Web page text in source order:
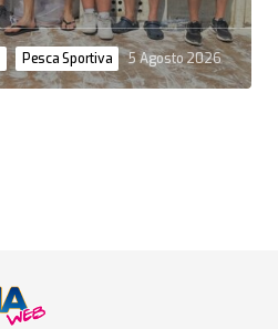
Pesca Sportiva 5 Agosto 2026